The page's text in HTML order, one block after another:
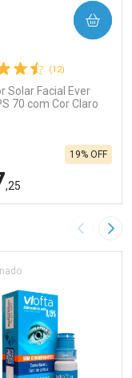
(12)
Solar Facial Ever
70 com Cor Claro
,25
19% OFF
COMPRAR
Imagem